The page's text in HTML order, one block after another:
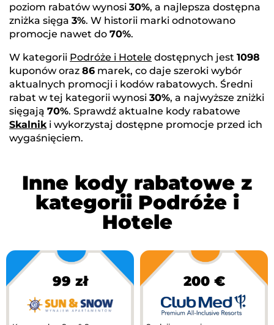
poziom rabatów wynosi 30%, a najlepsza dostępna
zniżka sięga 3%. W historii marki odnotowano
promocje nawet do 70%.
W kategorii Podróże i Hotele dostępnych jest 1098
kuponów oraz 86 marek, co daje szeroki wybór
aktualnych promocji i kodów rabatowych. Średni
rabat w tej kategorii wynosi 30%, a najwyższe zniżki
sięgają 70%. Sprawdź aktualne kody rabatowe
Skalnik i wykorzystaj dostępne promocje przed ich
wygaśnięciem.
Inne kody rabatowe z
kategorii Podróże i
Hotele
99 zł 200 €